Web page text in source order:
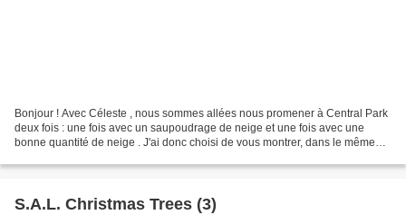
Bonjour ! Avec Céleste , nous sommes allées nous promener à Central Park
deux fois : une fois avec un saupoudrage de neige et une fois avec une
bonne quantité de neige . J'ai donc choisi de vous montrer, dans le même
S.A.L. Christmas Trees (3)